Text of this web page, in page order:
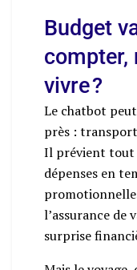
Budget
compter,
vivre ?
Le chatbot
près :
Il prévient tout
dépenses en
l’assurance de
surprise